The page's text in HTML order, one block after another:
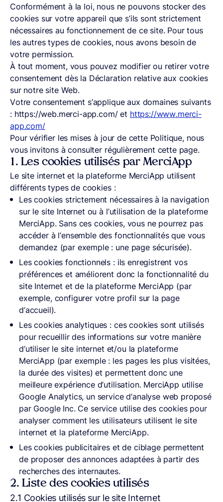
Conformément à la loi, nous ne pouvons stocker des
cookies sur votre appareil que s’ils sont strictement
nécessaires au fonctionnement de ce site. Pour tous
les autres types de cookies, nous avons besoin de
votre permission.
À tout moment, vous pouvez modifier ou retirer votre
consentement dès la Déclaration relative aux cookies
sur notre site Web.
Votre consentement s’applique aux domaines suivants
: https://web.merci-app.com/ et https://www.merci-
app.com/
Pour vérifier les mises à jour de cette Politique, nous
vous invitons à consulter régulièrement cette page.
1. Les cookies utilisés par MerciApp
Le site internet et la plateforme MerciApp utilisent
différents types de cookies :
Les cookies strictement nécessaires à la navigation
sur le site Internet ou à l’utilisation de la plateforme
MerciApp. Sans ces cookies, vous ne pourrez pas
accéder à l’ensemble des fonctionnalités que vous
demandez (par exemple : une page sécurisée).
Les cookies fonctionnels : ils enregistrent vos
préférences et améliorent donc la fonctionnalité du
site Internet et de la plateforme MerciApp (par
exemple, configurer votre profil sur la page
d’accueil).
Les cookies analytiques : ces cookies sont utilisés
pour recueillir des informations sur votre manière
d’utiliser le site internet et/ou la plateforme
MerciApp (par exemple : les pages les plus visitées,
la durée des visites) et permettent donc une
meilleure expérience d’utilisation. MerciApp utilise
Google Analytics, un service d’analyse web proposé
par Google Inc. Ce service utilise des cookies pour
analyser comment les utilisateurs utilisent le site
internet et la plateforme MerciApp.
Les cookies publicitaires et de ciblage permettent
de proposer des annonces adaptées à partir des
recherches des internautes.
2. Liste des cookies utilisés
2.1 Cookies utilisés sur le site Internet